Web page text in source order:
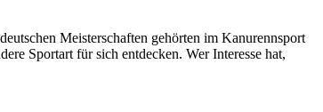
Meisterschaften gehörten im Kanurennsport
Sportart für sich entdecken. Wer Interesse hat,